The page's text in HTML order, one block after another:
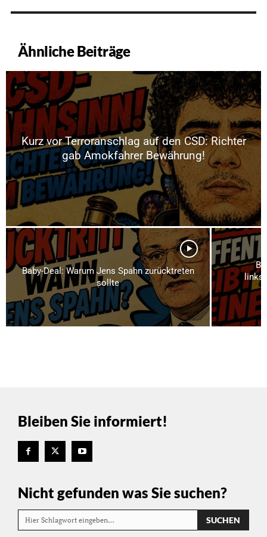
Ähnliche Beiträge
Kurz vor Terroranschlag auf den CSD: Richter
gab Amokfahrer Bewährung!
Baby-Deal: Warum Jens Spahn zurücktreten
sollte
Bleiben Sie informiert!
Nicht gefunden was Sie suchen?
Hier Schlagwort eingeben… SUCHEN